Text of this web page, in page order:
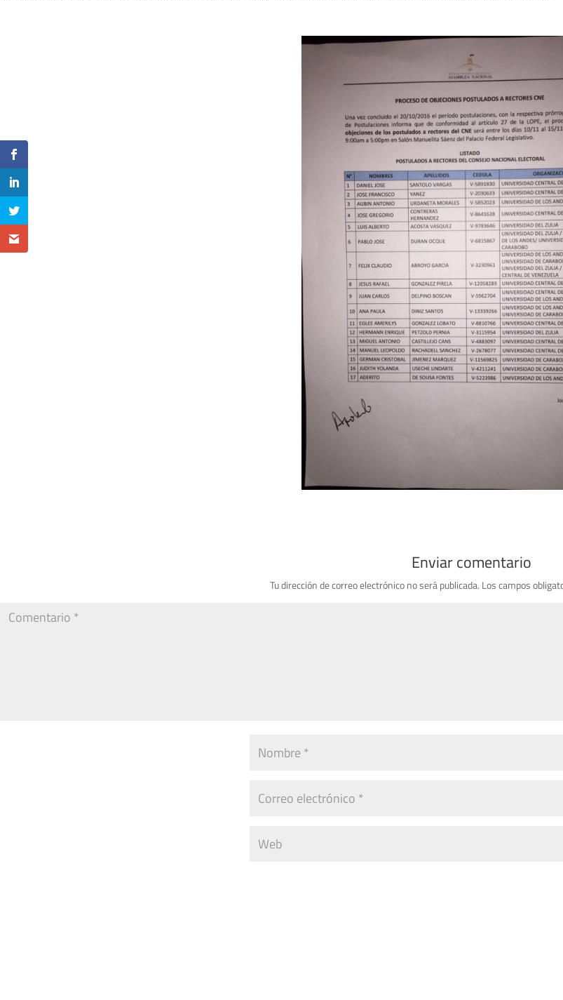
Enviar comentario
Tu dirección de correo electrónico no será publicada. Los campos